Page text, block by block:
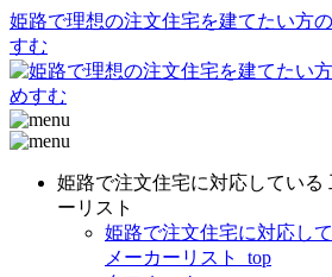
姫路で理想の注文住宅を建てたい方
すむ
姫路で注文住宅に対応している
ーリスト
姫路で注文住宅に対応し
メーカーリスト_top